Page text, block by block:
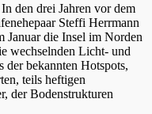
den drei Jahren vor dem
Steffi Herrmann
Januar die Insel im Norden
wechselnden Licht- und
der bekannten Hotspots,
teils heftigen
der Bodenstrukturen